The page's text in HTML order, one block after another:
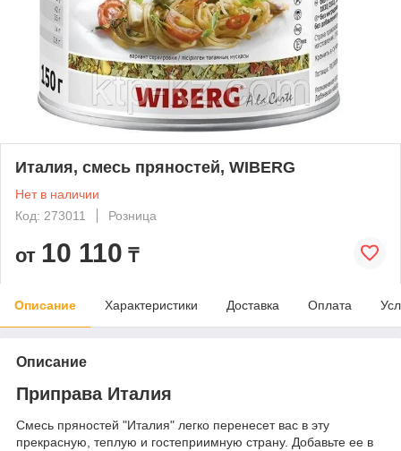
Италия, смесь пряностей, WIBERG
Нет в наличии
Код: 273011
Розница
от 10 110 ₸
Описание Характеристики Доставка Оплата
Описание
Приправа Италия
Смесь пряностей "Италия" легко перенесет вас в эту
прекрасную, теплую и гостеприимную страну. Добавьте ее в